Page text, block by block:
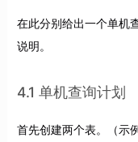
在此分别给出一个单机
说明。
4.1 单机查询计划
首先创建两个表。（示